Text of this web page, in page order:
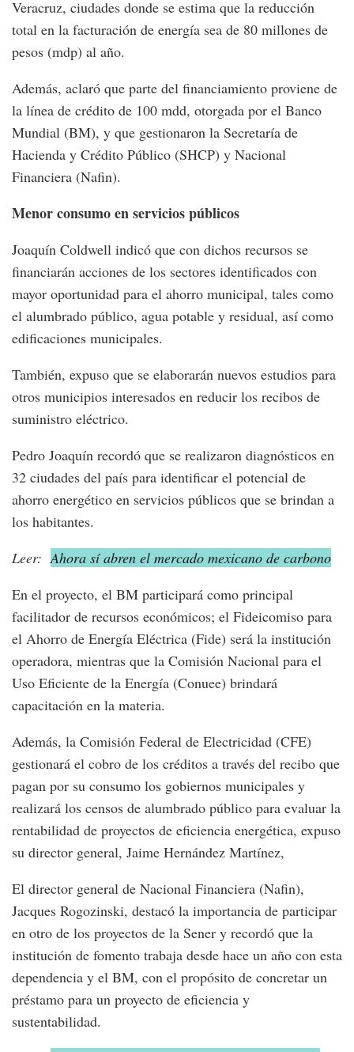
Veracruz, ciudades donde se estima que la reducción
total en la facturación de energía sea de 80 millones de
pesos (mdp) al año.
Además, aclaró que parte del financiamiento proviene de
la línea de crédito de 100 mdd, otorgada por el Banco
Mundial (BM), y que gestionaron la Secretaría de
Hacienda y Crédito Público (SHCP) y Nacional
Financiera (Nafin).
Menor consumo en servicios públicos
Joaquín Coldwell indicó que con dichos recursos se
financiarán acciones de los sectores identificados con
mayor oportunidad para el ahorro municipal, tales como
el alumbrado público, agua potable y residual, así como
edificaciones municipales.
También, expuso que se elaborarán nuevos estudios para
otros municipios interesados en reducir los recibos de
suministro eléctrico.
Pedro Joaquín recordó que se realizaron diagnósticos en
32 ciudades del país para identificar el potencial de
ahorro energético en servicios públicos que se brindan a
los habitantes.
Leer: Ahora sí abren el mercado mexicano de carbono
En el proyecto, el BM participará como principal
facilitador de recursos económicos; el Fideicomiso para
el Ahorro de Energía Eléctrica (Fide) será la institución
operadora, mientras que la Comisión Nacional para el
Uso Eficiente de la Energía (Conuee) brindará
capacitación en la materia.
Además, la Comisión Federal de Electricidad (CFE)
gestionará el cobro de los créditos a través del recibo que
pagan por su consumo los gobiernos municipales y
realizará los censos de alumbrado público para evaluar la
rentabilidad de proyectos de eficiencia energética, expuso
su director general, Jaime Hernández Martínez,
El director general de Nacional Financiera (Nafin),
Jacques Rogozinski, destacó la importancia de participar
en otro de los proyectos de la Sener y recordó que la
institución de fomento trabaja desde hace un año con esta
dependencia y el BM, con el propósito de concretar un
préstamo para un proyecto de eficiencia y
sustentabilidad.